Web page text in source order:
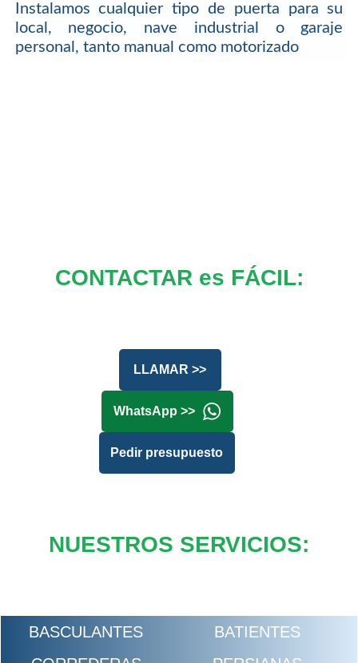
Instalamos cualquier tipo de puerta para su
local, negocio, nave industrial o garaje
personal, tanto manual como motorizado
CONTACTAR es FÁCIL:
LLAMAR >>
WhatsApp >>
Pedir presupuesto
NUESTROS SERVICIOS:
BASCULANTES
BATIENTES